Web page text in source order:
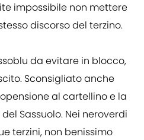
impossibile non mettere
discorso del terzino.
da evitare in blocco,
Sconsigliato anche
al cartellino e la
Sassuolo. Nei neroverdi
terzini, non benissimo